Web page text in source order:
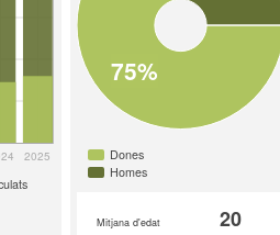
75%
Dones
Homes
Mitjana d'edat 20
2025